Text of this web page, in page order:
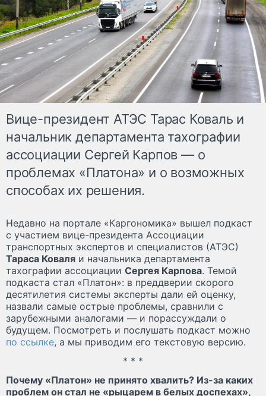
Вице-президент АТЭС Тарас Коваль и
начальник департамента тахографии
ассоциации Сергей Карпов — о
проблемах «Платона» и о возможных
способах их решения.
Недавно на портале «Каргономика» вышел подкаст
с участием вице-президента Ассоциации
транспортных экспертов и специалистов (АТЭС)
Тараса Коваля и начальника департамента
тахографии ассоциации Сергея Карпова. Темой
подкаста стал «Платон»: в преддверии скорого
десятилетия системы эксперты дали ей оценку,
назвали самые острые проблемы, сравнили с
зарубежными аналогами — и порассуждали о
будущем. Посмотреть и послушать подкаст можно
по ссылке, а мы приводим его текстовую версию.
* * *
Почему «Платон» не принято хвалить? Из-за каких
проблем он стал не «рыцарем в белых доспехах»,